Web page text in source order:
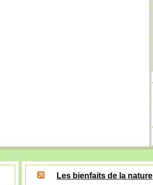
Les bienfaits de la nature